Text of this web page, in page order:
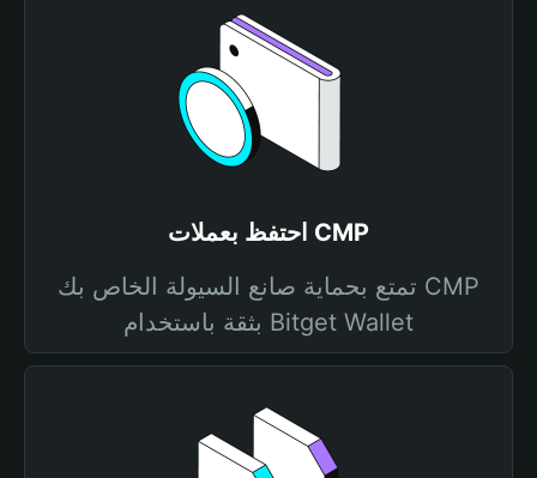
احتفظ بعملات CMP
تمتع بحماية صانع السيولة الخاص بك CMP
بثقة باستخدام Bitget Wallet